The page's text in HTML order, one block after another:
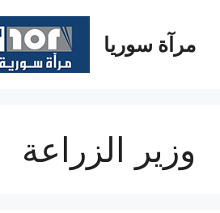
المحتوىمرآة سوريا
وزير الزراعة